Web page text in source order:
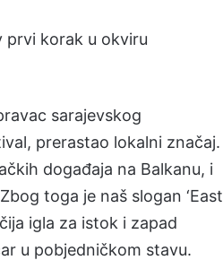
prvi korak u okviru
sarajevskog
prerastao lokalni značaj.
događaja na Balkanu, i
toga je naš slogan ‘East
igla za istok i zapad
u pobjedničkom stavu.